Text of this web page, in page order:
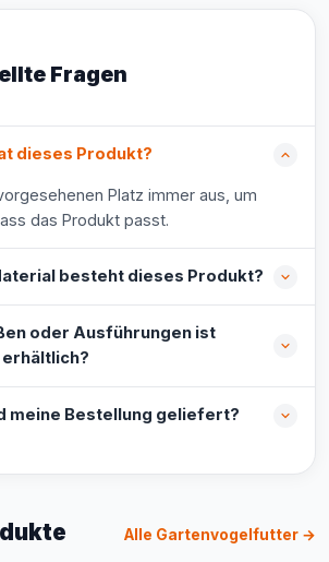
Fragen
dieses Produkt?
Platz immer aus, um
das Produkt passt.
besteht dieses Produkt?
oder Ausführungen ist
meine Bestellung geliefert?
Alle Gartenvogelfutter →